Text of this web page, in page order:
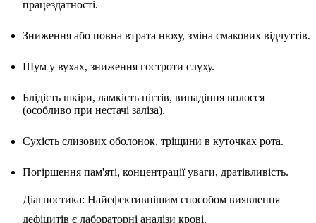
працездатності.
Зниження або повна втрата нюху, зміна смакових відчуттів.
Шум у вухах, зниження гостроти слуху.
Блідість шкіри, ламкість нігтів, випадіння волосся
(особливо при нестачі заліза).
Сухість слизових оболонок, тріщини в куточках рота.
Погіршення пам'яті, концентрації уваги, дратівливість.
Діагностика: Найефективнішим способом виявлення
дефіцитів є лабораторні аналізи крові.